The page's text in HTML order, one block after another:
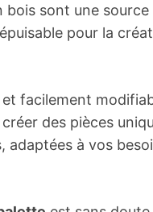
bois sont une source
pour la
et facilement
des pièces
adaptées à vos